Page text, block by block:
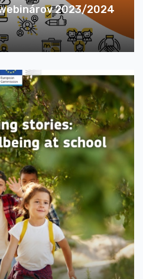
2023/2024